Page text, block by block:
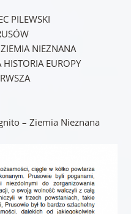
PILEWSKI
NIEZNANA
EUROPY
– Ziemia Nieznana